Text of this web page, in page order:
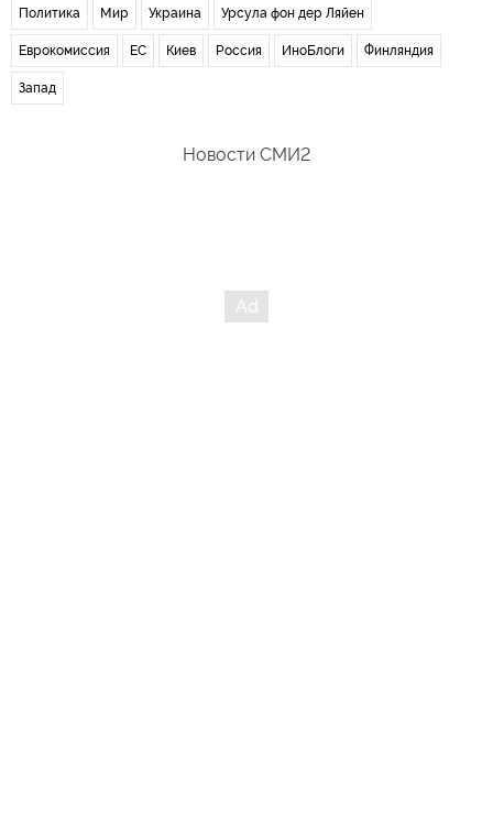
Политика Мир Украина Урсула фон дер Ляйен
Еврокомиссия ЕС Киев Россия ИноБлоги Финляндия
Запад
Новости СМИ2